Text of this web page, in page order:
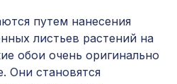
ХДФ, венге
5107 ₽
м/12
путем нанесения
листьев растений на
обои очень оригинально
Они становятся